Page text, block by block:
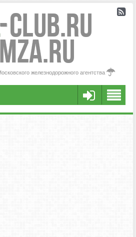
Club.RU
MZA.RU
железнодорожного агентства